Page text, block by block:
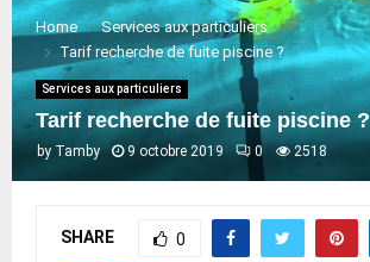
Home
Services aux particuliers
Tarif recherche de fuite piscine ?
Services aux particuliers
Tarif recherche de fuite piscine ?
by Tamby 9 octobre 2019 0 2518
SHARE 0